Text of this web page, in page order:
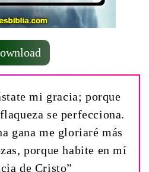
mi gracia; porque
se perfecciona.
gana me gloriaré más
porque habite en mí
de Cristo”